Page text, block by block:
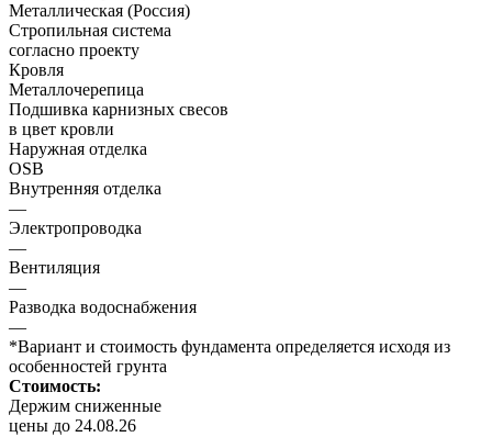
Металлическая (Россия)
Стропильная система
согласно проекту
Кровля
Металлочерепица
Подшивка карнизных свесов
в цвет кровли
Наружная отделка
OSB
Внутренняя отделка
—
Электропроводка
—
Вентиляция
—
Разводка водоснабжения
—
*Вариант и стоимость фундамента определяется исходя из
особенностей грунта
Стоимость:
Держим сниженные
цены до 24.08.26